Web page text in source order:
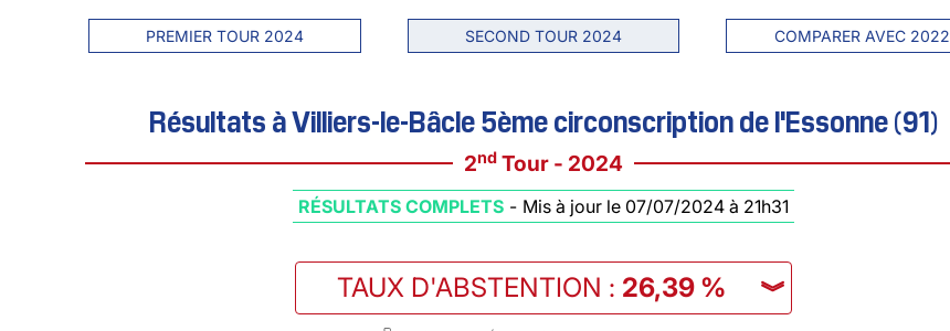
PREMIER TOUR 2024 SECOND TOUR 2024 COMPARER AVEC 2022
Résultats à Villiers-le-Bâcle 5ème circonscription de l'Essonne (91)
2nd Tour - 2024
RÉSULTATS COMPLETS - Mis à jour le 07/07/2024 à 21h31
TAUX D'ABSTENTION : 26,39 % ︾